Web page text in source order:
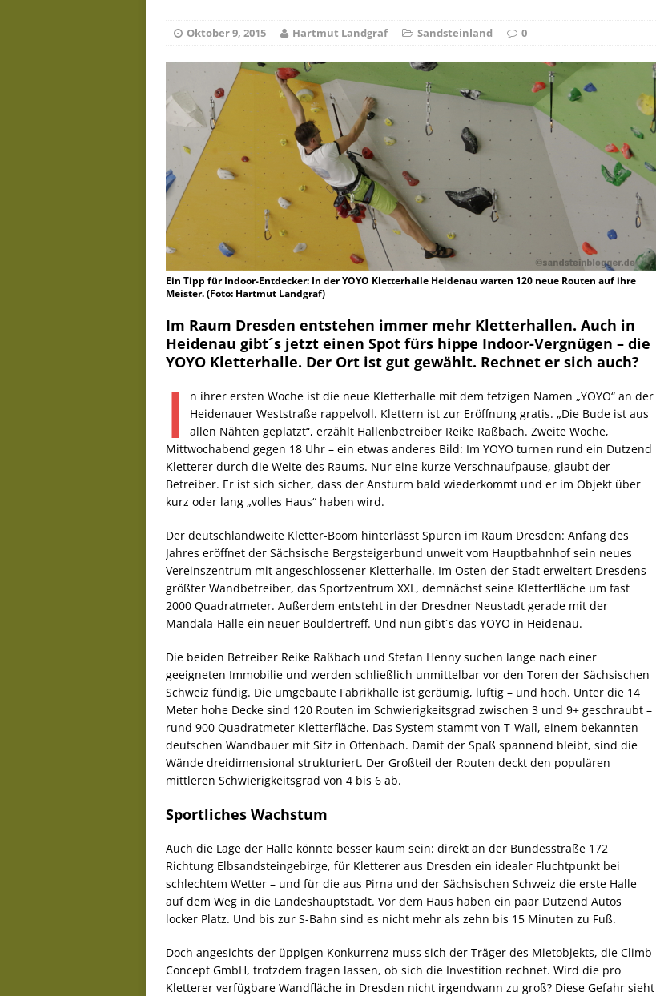
Juli 23, 2026 Der Falschspieler DRAUSSEN
Oktober 9, 2015 Hartmut Landgraf Sandsteinland 0
Ein Tipp für Indoor-Entdecker: In der YOYO Kletterhalle Heidenau warten 120 neue Routen auf ihre
Meister. (Foto: Hartmut Landgraf)
Im Raum Dresden entstehen immer mehr Kletterhallen. Auch in
Heidenau gibt´s jetzt einen Spot fürs hippe Indoor-Vergnügen – die
YOYO Kletterhalle. Der Ort ist gut gewählt. Rechnet er sich auch?
I
n ihrer ersten Woche ist die neue Kletterhalle mit dem fetzigen Namen „YOYO“ an der
Heidenauer Weststraße rappelvoll. Klettern ist zur Eröffnung gratis. „Die Bude ist aus
allen Nähten geplatzt“, erzählt Hallenbetreiber Reike Raßbach. Zweite Woche,
Mittwochabend gegen 18 Uhr – ein etwas anderes Bild: Im YOYO turnen rund ein Dutzend
Kletterer durch die Weite des Raums. Nur eine kurze Verschnaufpause, glaubt der
Betreiber. Er ist sich sicher, dass der Ansturm bald wiederkommt und er im Objekt über
kurz oder lang „volles Haus“ haben wird.
Der deutschlandweite Kletter-Boom hinterlässt Spuren im Raum Dresden: Anfang des
Jahres eröffnet der Sächsische Bergsteigerbund unweit vom Hauptbahnhof sein neues
Vereinszentrum mit angeschlossener Kletterhalle. Im Osten der Stadt erweitert Dresdens
größter Wandbetreiber, das Sportzentrum XXL, demnächst seine Kletterfläche um fast
2000 Quadratmeter. Außerdem entsteht in der Dresdner Neustadt gerade mit der
Mandala-Halle ein neuer Bouldertreff. Und nun gibt´s das YOYO in Heidenau.
Die beiden Betreiber Reike Raßbach und Stefan Henny suchen lange nach einer
geeigneten Immobilie und werden schließlich unmittelbar vor den Toren der Sächsischen
Schweiz fündig. Die umgebaute Fabrikhalle ist geräumig, luftig – und hoch. Unter die 14
Meter hohe Decke sind 120 Routen im Schwierigkeitsgrad zwischen 3 und 9+ geschraubt –
rund 900 Quadratmeter Kletterfläche. Das System stammt von T-Wall, einem bekannten
deutschen Wandbauer mit Sitz in Offenbach. Damit der Spaß spannend bleibt, sind die
Wände dreidimensional strukturiert. Der Großteil der Routen deckt den populären
mittleren Schwierigkeitsgrad von 4 bis 6 ab.
Sportliches Wachstum
Auch die Lage der Halle könnte besser kaum sein: direkt an der Bundesstraße 172
Richtung Elbsandsteingebirge, für Kletterer aus Dresden ein idealer Fluchtpunkt bei
schlechtem Wetter – und für die aus Pirna und der Sächsischen Schweiz die erste Halle
auf dem Weg in die Landeshauptstadt. Vor dem Haus haben ein paar Dutzend Autos
locker Platz. Und bis zur S-Bahn sind es nicht mehr als zehn bis 15 Minuten zu Fuß.
Doch angesichts der üppigen Konkurrenz muss sich der Träger des Mietobjekts, die Climb
Concept GmbH, trotzdem fragen lassen, ob sich die Investition rechnet. Wird die pro
Kletterer verfügbare Wandfläche in Dresden nicht irgendwann zu groß? Diese Gefahr sieht